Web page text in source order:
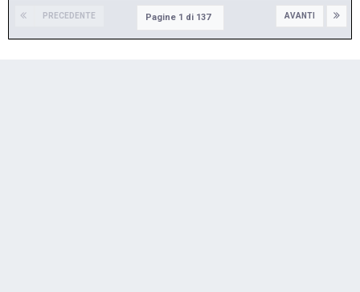
PRECEDENTE AVANTI
Pagine 1 di 137